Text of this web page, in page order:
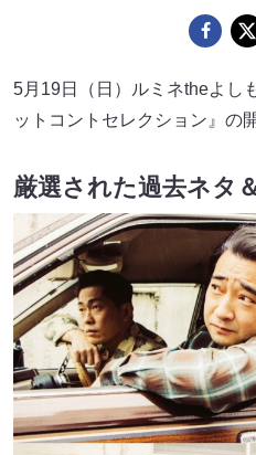
5月19日（日）ルミネtheよし
ットコントセレクション』の
厳選された過去ネタ